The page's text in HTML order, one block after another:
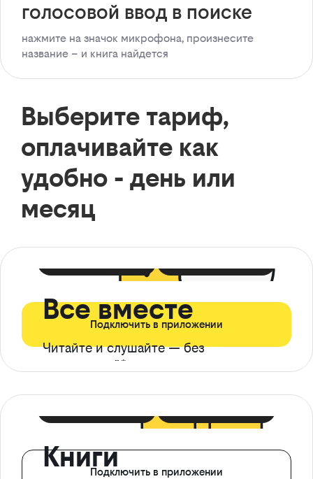
голосовой ввод в поиске
нажмите на значок микрофона, произнесите
название – и книга найдется
Выберите тариф,
оплачивайте как
удобно - день или
месяц
Все вместе
Читайте и слушайте — без
ограничений*
Подключить в приложении
КнигиПодключить в приложении